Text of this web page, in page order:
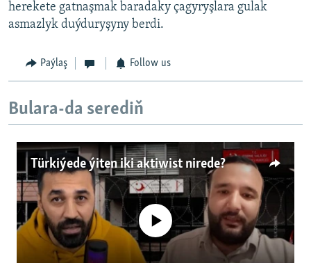
herekete gatnaşmak baradaky çagyryşlara gulak
asmazlyk duýduryşyny berdi.
Paýlaş Follow us
Bulara-da serediň
Türkiýede ýiten iki aktiwist nirede?
No media source currently available